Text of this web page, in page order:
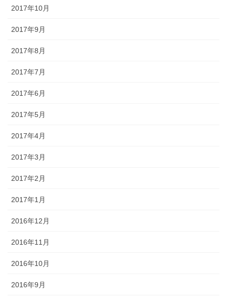
2017年10月
2017年9月
2017年8月
2017年7月
2017年6月
2017年5月
2017年4月
2017年3月
2017年2月
2017年1月
2016年12月
2016年11月
2016年10月
2016年9月